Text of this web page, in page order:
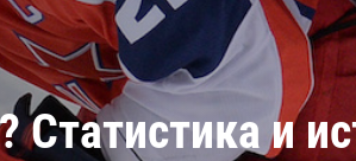
Статистика и